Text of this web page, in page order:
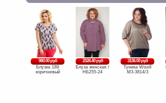
980.00 руб
Блузка 189
коричневый
2528.40 руб
Блуза женская /
НБ255-24
3136.00 руб
Туника Wisell
М3-3814/3